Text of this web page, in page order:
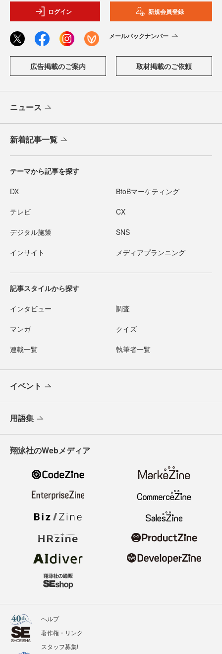
ログイン 新規会員登録
メールバックナンバー
広告掲載のご案内 取材掲載のご依頼
ニュース
新着記事一覧
テーマから記事を探す
DX BtoBマーケティング
テレビ CX
デジタル施策 SNS
インサイト メディアプランニング
記事スタイルから探す
インタビュー 調査
マンガ クイズ
連載一覧 執筆者一覧
イベント
用語集
翔泳社のWebメディア
ヘルプ
著作権・リンク
スタッフ募集!